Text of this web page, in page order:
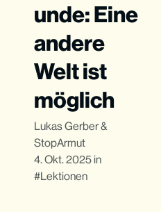
unde: Eine
andere
Welt ist
möglich
Lukas Gerber&
StopArmut
4. Okt. 2025in
Lektionen